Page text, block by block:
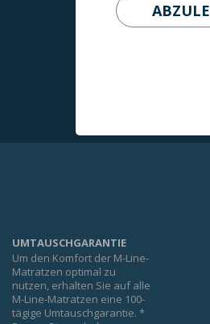
UMTAUSCHGARANTIE
Um den Komfort der M-Line-
Matratzen optimal zu
nutzen, erhalten Sie auf alle
M-Line-Matratzen eine 100-
tägige Umtauschgarantie. *